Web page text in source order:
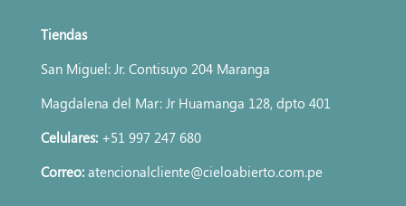
Tiendas
San Miguel: Jr. Contisuyo 204 Maranga
Magdalena del Mar: Jr Huamanga 128, dpto 401
Celulares:+51 997 247 680
Correo:atencionalcliente@cieloabierto.com.pe